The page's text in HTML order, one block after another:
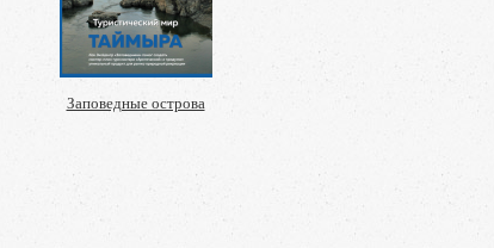
Заповедные острова